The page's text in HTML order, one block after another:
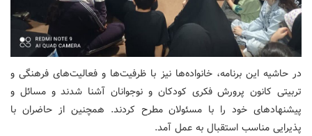
در حاشیه این برنامه، خانواده‌ها نیز با ظرفیت‌ها و فعالیت‌های فرهنگی و
تربیتی کانون پرورش فکری کودکان و نوجوانان آشنا شدند و مسائل و
پیشنهادهای خود را با مسئولان مطرح کردند. همچنین از حاضران با
پذیرایی مناسب استقبال به عمل آمد.